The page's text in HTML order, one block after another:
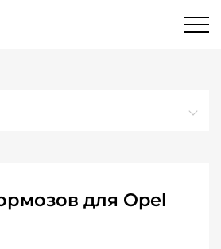
для Opel